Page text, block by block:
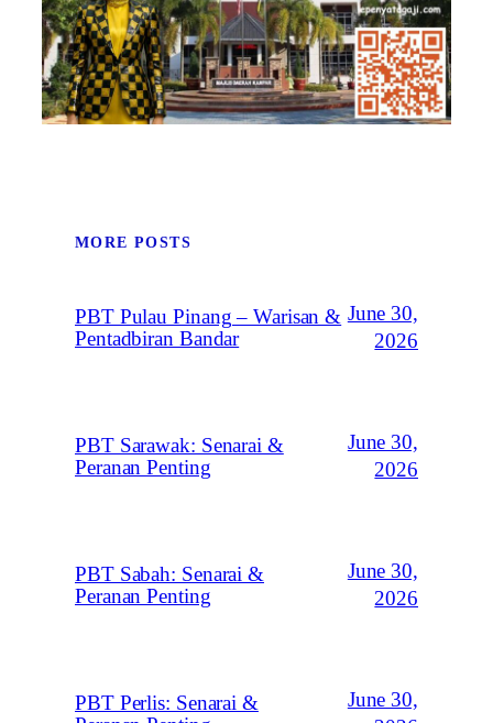
MORE POSTS
PBT Pulau Pinang – Warisan &
Pentadbiran Bandar
June 30,
2026
PBT Sarawak: Senarai &
Peranan Penting
June 30,
2026
PBT Sabah: Senarai &
Peranan Penting
June 30,
2026
PBT Perlis: Senarai &
June 30,